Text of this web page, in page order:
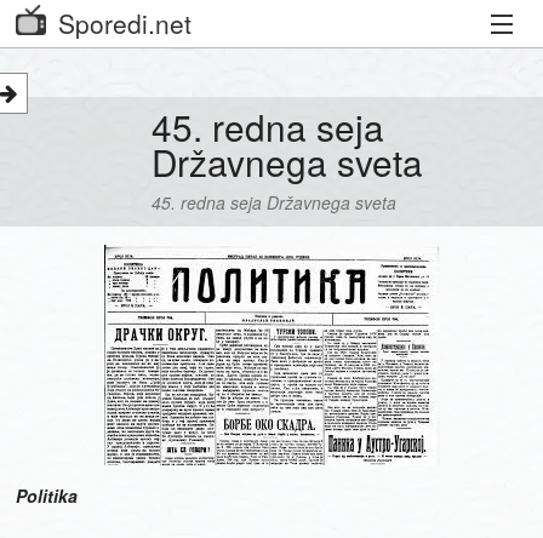
Sporedi.net
Iskalnik
Seznam kanalov
Seznam Oddaj
45. redna seja
Državnega sveta
45. redna seja Državnega sveta
Politika